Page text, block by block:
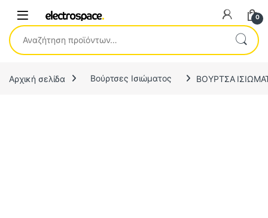
0
Αναζήτηση για:
Αρχική σελίδα Βούρτσες Ισιώματος ΒΟΥΡΤΣΑ